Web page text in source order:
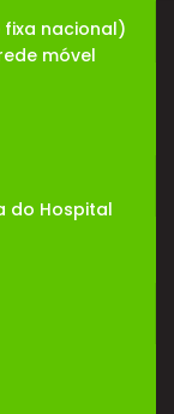
fixa nacional)
móvel
do Hospital